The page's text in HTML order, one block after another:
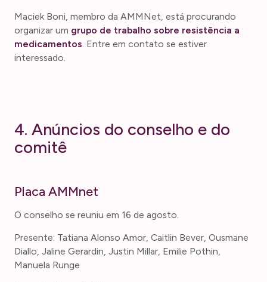
Maciek Boni, membro da AMMNet, está procurando
organizar um grupo de trabalho sobre resistência a
medicamentos. Entre em contato se estiver
interessado.
4. Anúncios do conselho e do
comitê
Placa AMMnet
O conselho se reuniu em 16 de agosto.
Presente: Tatiana Alonso Amor, Caitlin Bever, Ousmane
Diallo, Jaline Gerardin, Justin Millar, Emilie Pothin,
Manuela Runge